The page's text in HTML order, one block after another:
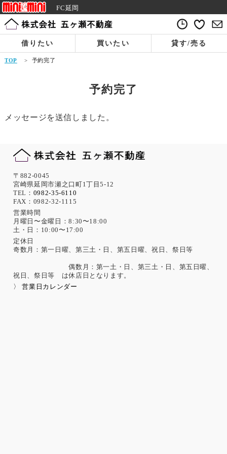
FC延岡
借りたい 買いたい 貸す/売る
TOP > 予約完了
予約完了
メッセージを送信しました。
〒882-0045
宮崎県延岡市瀬之口町1丁目5-12
TEL： 0982-35-6110
FAX：0982-32-1115
営業時間
月曜日〜金曜日：8:30〜18:00
土・日：10:00〜17:00
定休日
奇数月：第一日曜、第三土・日、第五日曜、祝日、祭日等
偶数月：第一土・日、第三土・日、第五日曜、
祝日、祭日等 は休店日となります。
〉 営業日カレンダー